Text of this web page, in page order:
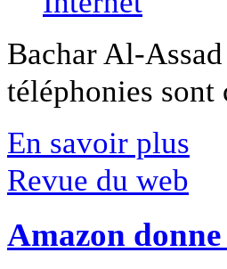
Bachar Al-
téléphonies sont
En savoir plus
Revue du web
Amazon